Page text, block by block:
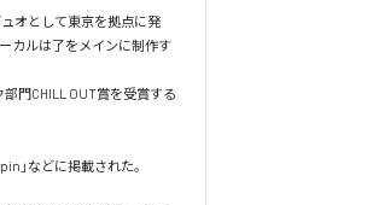
オとして東京を拠点に発
カルは了をメインに制作す
門CHILL OUT賞を受賞する
」などに掲載された。